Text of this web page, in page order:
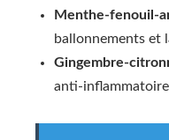
Menthe-fenouil-
ballonnements et
Gingembre-
anti-